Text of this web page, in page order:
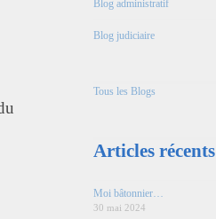
Blog administratif
Blog judiciaire
Tous les Blogs
Articles récents
Moi bâtonnier…
30 mai 2024